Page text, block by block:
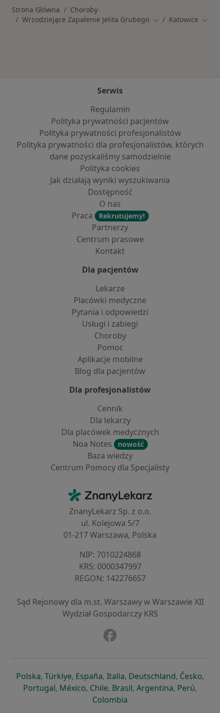
Strona Główna
Choroby
Wrzodziejące Zapalenie Jelita Grubego Zmień miasto
Katowice
Serwis
Regulamin
Polityka prywatności pacjentów
Polityka prywatności profesjonalistów
Polityka prywatności dla profesjonalistów, których
dane pozyskaliśmy samodzielnie
Polityka cookies
Jak działają wyniki wyszukiwania
Dostępność
O nas
Praca
Rekrutujemy!
Partnerzy
Centrum prasowe
Kontakt
Dla pacjentów
Lekarze
Placówki medyczne
Pytania i odpowiedzi
Usługi i zabiegi
Choroby
Pomoc
Aplikacje mobilne
Blog dla pacjentów
Dla profesjonalistów
Cennik
Dla lekarzy
Dla placówek medycznych
Noa Notes
nowość
Baza wiedzy
Centrum Pomocy dla Specjalisty
ZnanyLekarz - Strona główna
ZnanyLekarz Sp. z o.o.
ul. Kolejowa 5/7
01-217 Warszawa, Polska
NIP: ⁠7010224868
KRS: ⁠0000347997
REGON: ⁠142276657
Sąd Rejonowy dla m.st. Warszawy w Warszawie XII
Wydział Gospodarczy KRS
Polskaotwiera się w nowej karcie
, Türkiyeotwiera się w nowej karcie
, Españaotwiera się w nowej karcie
, Italiaotwiera się w nowej
, Deutschlandotwiera się
, Česko,
Portugalotwiera się w nowej karcie
, Méxicootwiera się w nowej karcie
, Chileotwiera się w nowej karcie
, Brasilotwiera się w nowej
, Argentinaotwiera się
, Perú,
Colombia